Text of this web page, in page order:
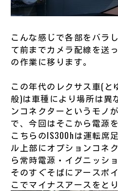
こんな感じで各部をバラ
て前までカメラ配線を送
の作業に移ります。
この年代のレクサス車(と
般)は車種により場所は異
ンコネクターというモノ
で、今回はそこから電源
こちらのIS300hは運転席
ル上部にオプションコネ
ら常時電源・イグニッシ
そのすぐそばにアースポ
こでマイナスアースをとり